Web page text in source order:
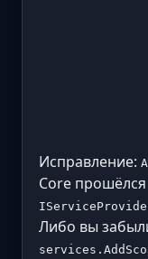
Исправление:
Core
Либо вы